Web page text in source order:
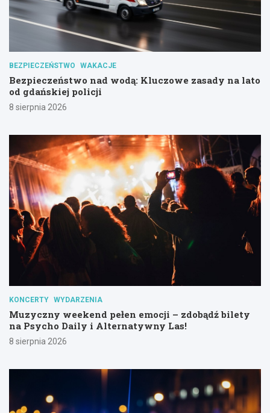
BEZPIECZEŃSTWO WAKACJE
Bezpieczeństwo nad wodą: Kluczowe zasady na lato
od gdańskiej policji
8 sierpnia 2026
KONCERTY WYDARZENIA
Muzyczny weekend pełen emocji – zdobądź bilety
na Psycho Daily i Alternatywny Las!
8 sierpnia 2026